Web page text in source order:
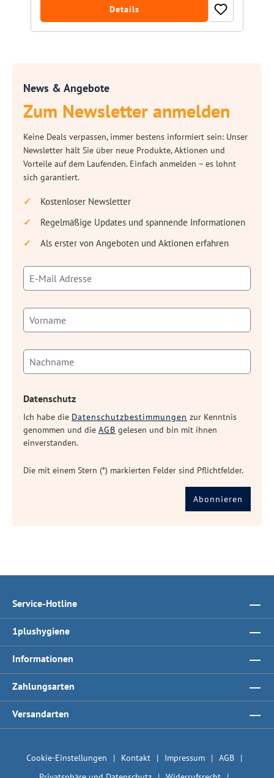
Details
News & Angebote
Zum Newsletter anmelden
Keine Deals verpassen, immer bestens informiert sein: Unser
Newsletter hält Sie über neue Produkte, Aktionen und
Vorteile auf dem Laufenden. Einfach anmelden – es lohnt
sich garantiert.
Kostenloser Newsletter
Regelmäßige Updates und spannende Informationen
Als erster von Angeboten und Aktionen erfahren
Datenschutz
Ich habe die Datenschutzbestimmungen zur Kenntnis
genommen und die AGB gelesen und bin mit ihnen
einverstanden.
Die mit einem Stern (*) markierten Felder sind Pflichtfelder.
Abonnieren
Service-Hotline
1plushygiene
Informationen
Zahlungsarten
Versandarten
Cookie-Einstellungen Kontakt Impressum
AGB